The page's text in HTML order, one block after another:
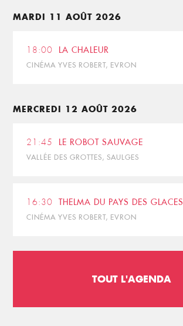
MARDI 11 AOÛT 2026
18:00 LA CHALEUR
CINÉMA YVES ROBERT, EVRON
MERCREDI 12 AOÛT 2026
21:45 LE ROBOT SAUVAGE
VALLÉE DES GROTTES, SAULGES
16:30 THELMA DU PAYS DES GLACES
CINÉMA YVES ROBERT, EVRON
TOUT L'AGENDA